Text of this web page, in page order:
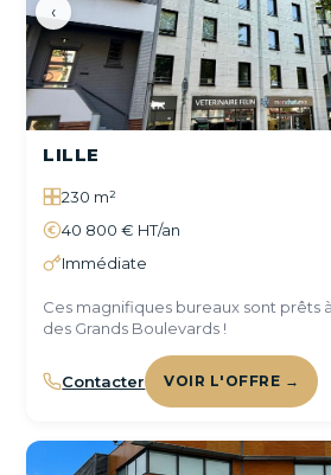
‹
LILLE
230 m²
40 800 € HT/an
Immédiate
Ces magnifiques bureaux sont prêts
des Grands Boulevards !
Contacter VOIR L'OFFRE →